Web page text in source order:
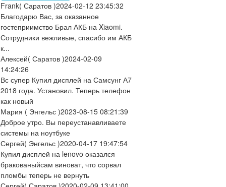
Frank( Саратов )2024-02-12 23:45:32
Благодарю Вас, за оказанное
гостеприимство Брал АКБ на Xiaomi.
Сотрудники вежливые, спасибо им АКБ
к...
Алексей( Саратов )2024-02-09
14:24:26
Вс супер Купил дисплей на Самсунг А7
2018 года. Установил. Теперь телефон
как новый
Мария ( Энгельс )2023-08-15 08:21:39
Доброе утро. Вы переустанавливаете
системы на ноутбуке
Сергей( Энгельс )2020-04-17 19:47:54
Купил дисплей на lenovo оказался
бракованыйсам виноват, что сорвал
пломбы теперь не вернуть